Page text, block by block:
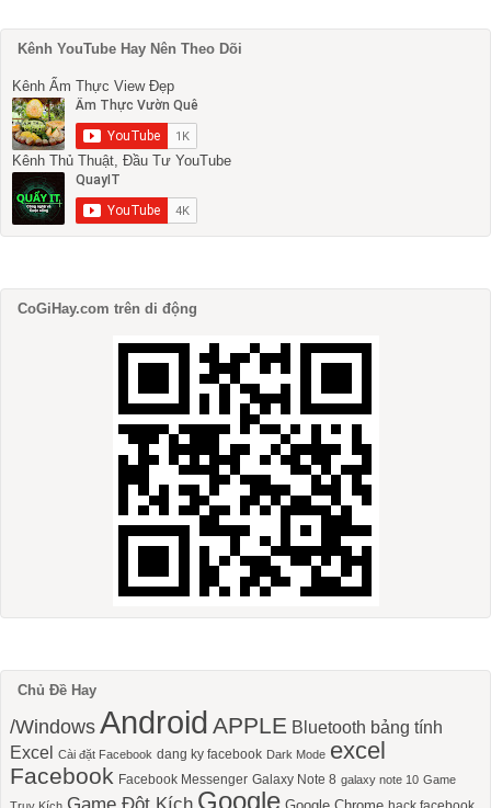
Kênh YouTube Hay Nên Theo Dõi
Kênh Ẩm Thực View Đẹp
Kênh Thủ Thuật, Đầu Tư YouTube
CoGiHay.com trên di động
Chủ Đề Hay
/Windows Android APPLE Bluetooth bảng tính
Excel Cài đặt Facebook dang ky facebook Dark Mode excel
Facebook Facebook Messenger Galaxy Note 8 galaxy note 10 Game
Game Đột Kích Google